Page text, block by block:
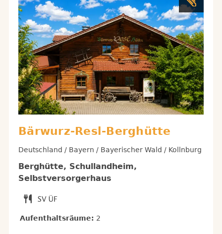
Bärwurz-Resl-Berghütte
Deutschland / Bayern / Bayerischer Wald / Kollnburg
Berghütte, Schullandheim,
Selbstversorgerhaus
Aufenthaltsräume: 2